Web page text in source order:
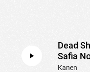
Dead
Safia
Kanen